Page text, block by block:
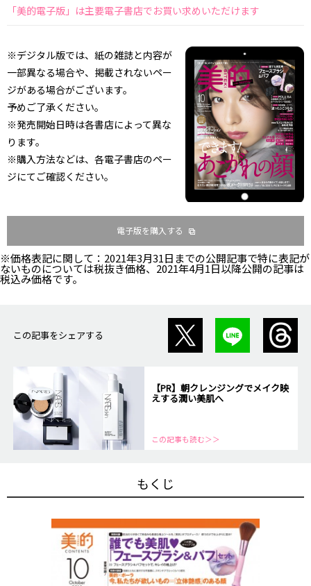
「美的電子版」は主要電子書店でお買い求めいただけます
※デジタル版では、紙の雑誌と内容が
一部異なる場合や、掲載されないペー
ジがある場合がございます。
予めご了承ください。
※発売開始日時は各書店によって異な
ります。
※購入方法などは、各電子書店のペー
ジにてご確認ください。
電子版を購入する
※価格表記に関して：2021年3月31日までの公開記事で特に表記が
ないものについては税抜き価格、2021年4月1日以降公開の記事は
税込み価格です。
この記事をシェアする
【PR】朝クレンジングでメイク映
えする潤い美肌へ
この記事も読む＞＞
もくじ